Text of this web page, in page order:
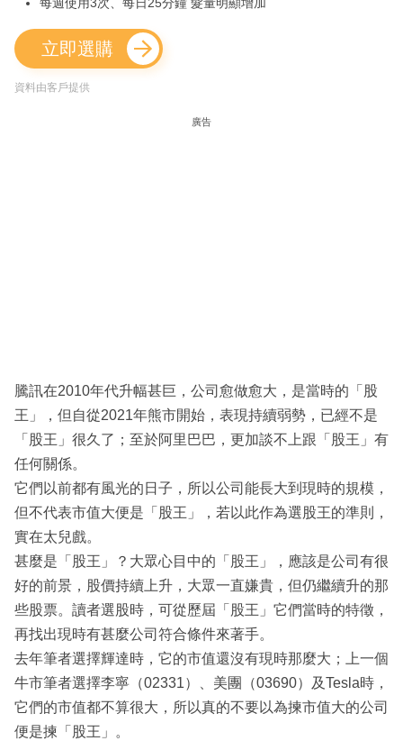
立即選購
資料由客戶提供
廣告
騰訊在2010年代升幅甚巨，公司愈做愈大，是當時的「股
王」，但自從2021年熊市開始，表現持續弱勢，已經不是
「股王」很久了；至於阿里巴巴，更加談不上跟「股王」有
任何關係。
它們以前都有風光的日子，所以公司能長大到現時的規模，
但不代表市值大便是「股王」，若以此作為選股王的準則，
實在太兒戲。
甚麼是「股王」？大眾心目中的「股王」，應該是公司有很
好的前景，股價持續上升，大眾一直嫌貴，但仍繼續升的那
些股票。讀者選股時，可從歷屆「股王」它們當時的特徵，
再找出現時有甚麼公司符合條件來著手。
去年筆者選擇輝達時，它的市值還沒有現時那麼大；上一個
牛市筆者選擇李寧（02331）、美團（03690）及Tesla時，
它們的市值都不算很大，所以真的不要以為揀市值大的公司
便是揀「股王」。